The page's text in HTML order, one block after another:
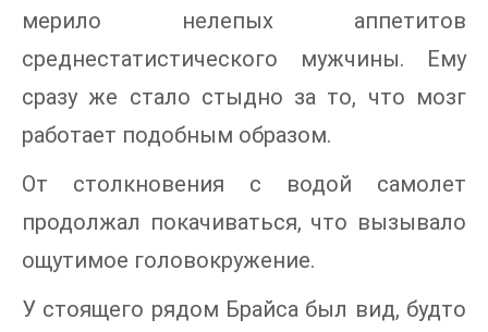
мерило нелепых аппетитов
среднестатистического мужчины. Ему
сразу же стало стыдно за то, что мозг
работает подобным образом.
От столкновения с водой самолет
продолжал покачиваться, что вызывало
ощутимое головокружение.
У стоящего рядом Брайса был вид, будто